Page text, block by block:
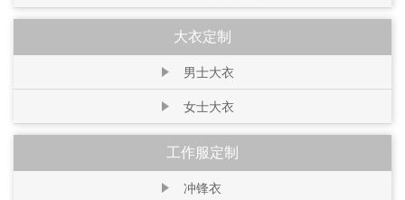
大衣定制
男士大衣
女士大衣
工作服定制
冲锋衣